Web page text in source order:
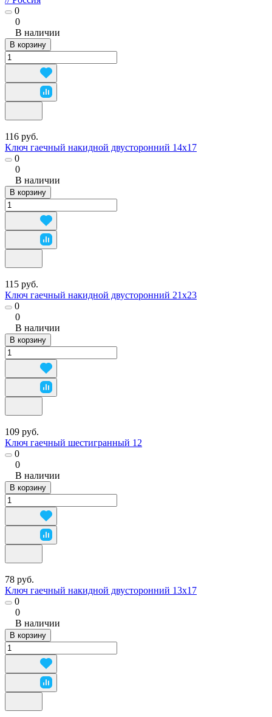
0
0
В наличии
В корзину
116 руб.
Ключ гаечный накидной двусторонний 14х17
0
0
В наличии
В корзину
115 руб.
Ключ гаечный накидной двусторонний 21х23
0
0
В наличии
В корзину
109 руб.
Ключ гаечный шестигранный 12
0
0
В наличии
В корзину
78 руб.
Ключ гаечный накидной двусторонний 13х17
0
0
В наличии
В корзину